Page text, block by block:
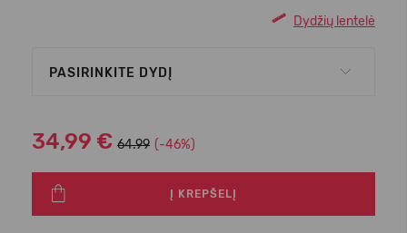
Dydžių lentelė
PASIRINKITE DYDĮ
34,99 € 64.99 (-46%)
Į KREPŠELĮ